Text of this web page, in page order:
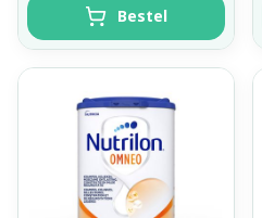
Bestel